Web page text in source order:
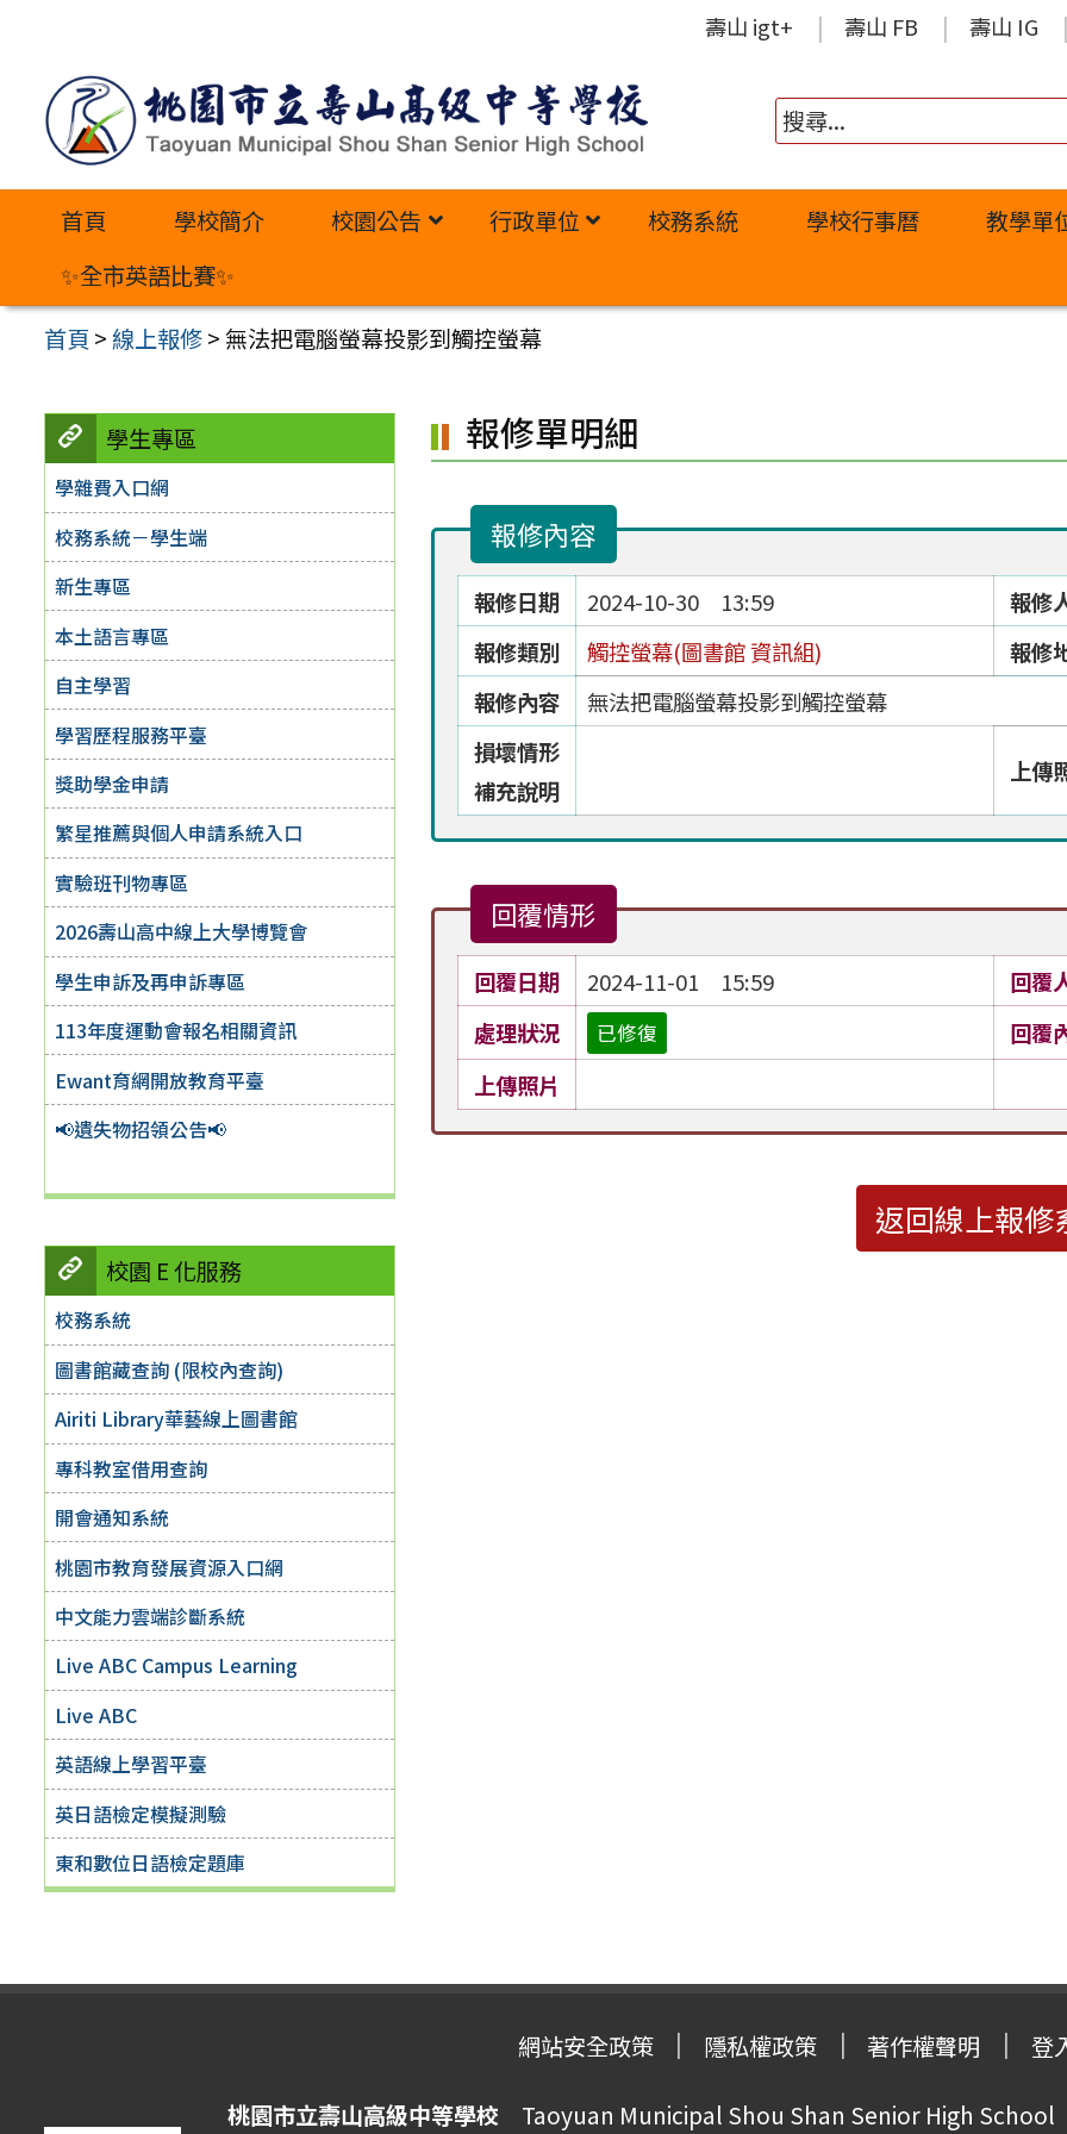
內
壽山 igt+ 壽山 FB 壽山 IG
首頁 學校簡介 校園公告 行政單位 校務系統 學校行事曆
教學單
✨全市英語比賽✨
首頁 >線上報修> 無法把電腦螢幕投影到觸控螢幕
學生專區
學雜費入口網
校務系統－學生端
新生專區
本土語言專區
自主學習
學習歷程服務平臺
獎助學金申請
繁星推薦與個人申請系統入口
實驗班刊物專區
2026壽山高中線上大學博覽會
學生申訴及再申訴專區
113年度運動會報名相關資訊
Ewant育網開放教育平臺
📢遺失物招領公告📢
校園 E 化服務
校務系統
圖書館藏查詢 (限校內查詢)
Airiti Library華藝線上圖書館
專科教室借用查詢
開會通知系統
桃園市教育發展資源入口網
中文能力雲端診斷系統
Live ABC Campus Learning
Live ABC
英語線上學習平臺
英日語檢定模擬測驗
東和數位日語檢定題庫
報修單明細
報修內容
報修日期 2024-10-30 13:59
報修
報修類別
觸控螢幕(圖書館 資訊組)
報修
報修內容
無法把電腦螢幕投影到觸控螢幕
損壞情形
補充說明
上傳
回覆情形
回覆日期 2024-11-01 15:59
回覆
處理狀況
已修復
回覆
上傳照片
返回線上報修
網站安全政策 隱私權政策 著作權聲明 登
桃園市立壽山高級中等學校 Taoyuan Municipal Shou Shan Senior High School